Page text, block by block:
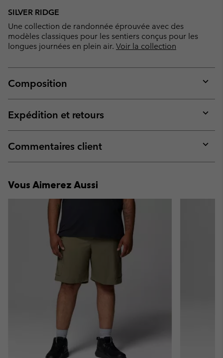
SILVER RIDGE
Une collection de randonnée éprouvée avec des
modèles classiques pour les sentiers conçus pour les
longues journées en plein air. Voir la collection
Composition
or
Expédition et retours
or
Commentaires client
or
Vous Aimerez Aussi